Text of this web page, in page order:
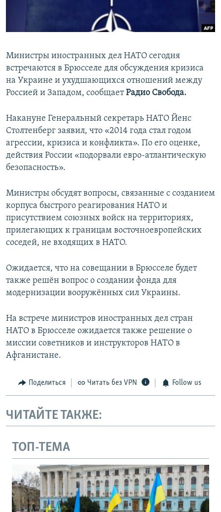
УКРАИНСКАЯ ПРОБЛЕМА КРЫМА
Все сайты RFE/RL
Министры иностранных дел НАТО сегодня
встречаются в Брюсселе для обсуждения кризиса
на Украине и ухудшающихся отношений между
Россией и Западом, сообщаетРадио Свобода.
Накануне Генеральный секретарь НАТО Йенс
Столтенберг заявил, что «2014 года стал годом
агрессии, кризиса и конфликта». По его оценке,
действия России «подорвали евро-атлантическую
безопасность».
Министры обсудят вопросы, связанные с созданием
корпуса быстрого реагирования НАТО и
присутствием союзных войск на территориях,
прилегающих к границам восточноевропейских
соседей, не входящих в НАТО.
Ожидается, что на совещании в Брюсселе будет
также решён вопрос о создании фонда для
модернизации вооружённых сил Украины.
На встрече министров иностранных дел стран
НАТО в Брюсселе ожидается также решение о
миссии советников и инструкторов НАТО в
Афганистане.
Поделиться Читать без VPN Follow us
ЧИТАЙТЕ ТАКЖЕ:
ТОП-ТЕМА